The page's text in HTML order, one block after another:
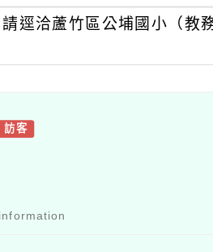
逕洽蘆竹區公埔國小（教
訪客